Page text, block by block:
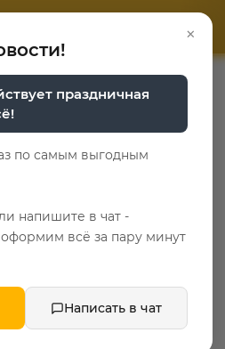
0
в спальню — Кровати
×
праздничная
по самым выгодным
напишите в чат -
всё за пару минут
Написать в чат